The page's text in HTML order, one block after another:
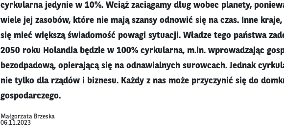
cyrkularna jedynie w 10%. Wciąż zaciągamy dług wobec planety,
wiele jej zasobów, które nie mają szansy odnowić się na czas. Inne
się mieć większą świadomość powagi sytuacji. Władze tego państwa
2050 roku Holandia będzie w 100% cyrkularna, m.in. wprowadzając
bezodpadową, opierającą się na odnawialnych surowcach. Jednak
nie tylko dla rządów i biznesu. Każdy z nas może przyczynić się do
gospodarczego.
Małgorzata Brzeska
06.11.2023